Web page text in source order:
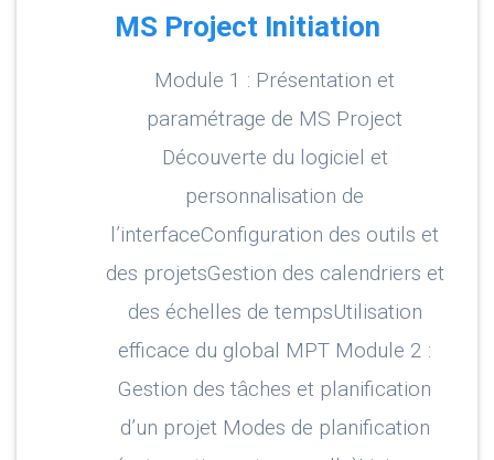
MS Project Initiation
Module 1 : Présentation et
paramétrage de MS Project
Découverte du logiciel et
personnalisation de
l’interfaceConfiguration des outils et
des projetsGestion des calendriers et
des échelles de tempsUtilisation
efficace du global MPT Module 2 :
Gestion des tâches et planification
d’un projet Modes de planification